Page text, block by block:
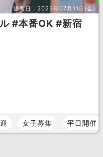
更新日：2025年07月11日(金)
#本番OK #新宿
女子募集 平日開催